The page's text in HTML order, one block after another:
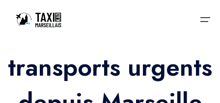
Accueil
Nos services
Nos services
transports urgents